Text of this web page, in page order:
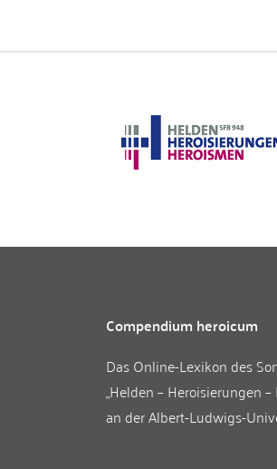
Compendium heroicum
Das Online-Lexikon des
„Helden – Heroisierungen –
an derAlbert-Ludwigs-